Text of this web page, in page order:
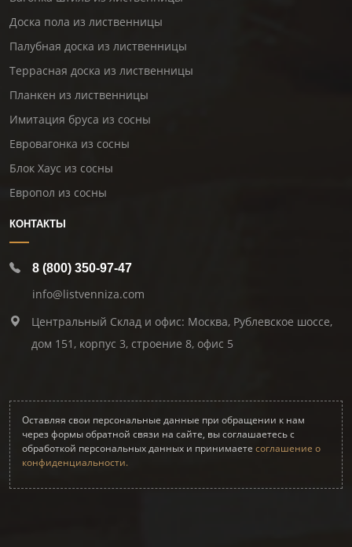
Доска пола из лиственницы
Палубная доска из лиственницы
Террасная доска из лиственницы
Планкен из лиственницы
Имитация бруса из сосны
Евровагонка из сосны
Блок Хаус из сосны
Европол из сосны
КОНТАКТЫ
8 (800) 350-97-47
info@listvenniza.com
Центральный Склад и офис: Москва, Рублевское шоссе,
дом 151, корпус 3, строение 8, офис 5
Оставляя свои персональные данные при обращении к нам
через формы обратной связи на сайте, вы соглашаетесь с
обработкой персональных данных и принимаете соглашение о
конфиденциальности.